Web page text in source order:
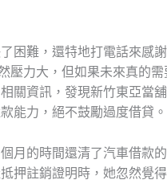
困難，還特地打電話來感
力大，但如果未來真的需
關資訊，發現新竹東亞當
能力，絕不鼓勵過度借貸。
月的時間還清了汽車借款
押註銷證明時，她忽然覺